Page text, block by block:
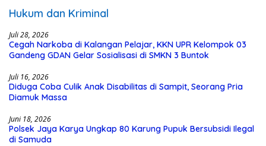
Hukum dan Kriminal
Juli 28, 2026
Cegah Narkoba di Kalangan Pelajar, KKN UPR Kelompok 03
Gandeng GDAN Gelar Sosialisasi di SMKN 3 Buntok
Juli 16, 2026
Diduga Coba Culik Anak Disabilitas di Sampit, Seorang Pria
Diamuk Massa
Juni 18, 2026
Polsek Jaya Karya Ungkap 80 Karung Pupuk Bersubsidi Ilegal
di Samuda